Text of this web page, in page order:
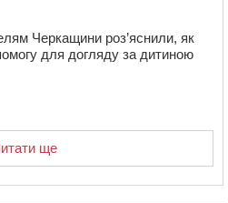
Черкащини роз’яснили, як
для догляду за дитиною
ще